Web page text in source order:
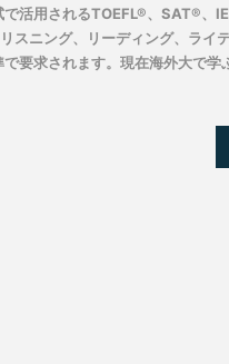
活用されるTOEFL®、SAT®、
スニング、リーディング、ライ
要求されます。現在海外大で学